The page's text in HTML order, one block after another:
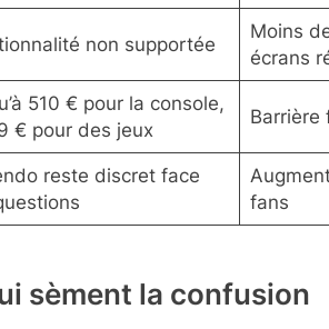
non supportée
Moins
écrans
510 € pour la console,
€ pour des jeux
Barrière
reste discret face
fans
sèment la confusion